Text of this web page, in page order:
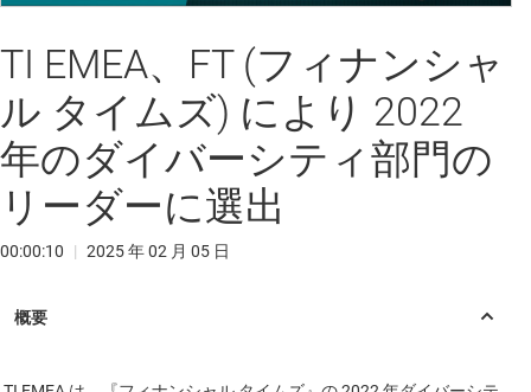
Video
TI EMEA、FT (フィナンシャ
ル タイムズ) により 2022
年のダイバーシティ部門の
リーダーに選出
00:00:10 | 2025 年 02 月 05 日